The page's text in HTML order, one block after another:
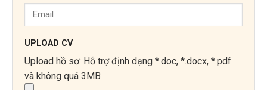
UPLOAD CV
Upload hồ sơ: Hỗ trợ định dạng *.doc, *.docx, *.pdf
và không quá 3MB